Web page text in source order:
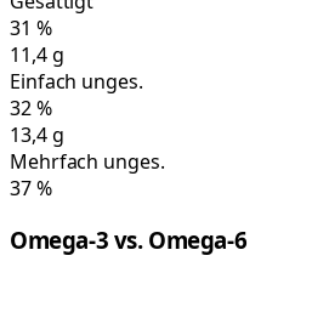
31 %
11,4g
Einfach unges.
32%
13,4g
Mehrfach unges.
37%
Omega-3 vs. Omega-6